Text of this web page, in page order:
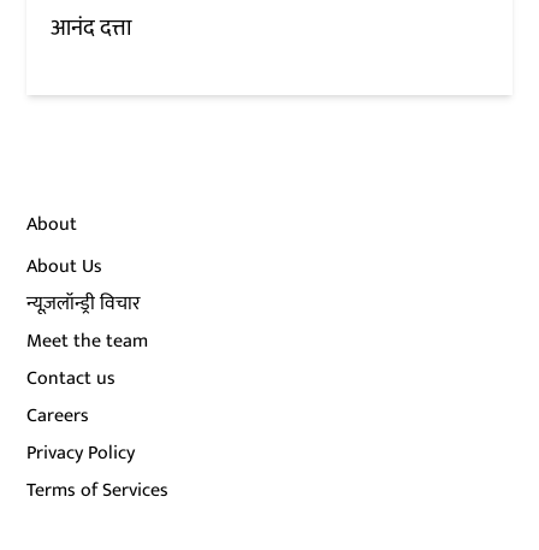
आनंद दत्ता
About
About Us
न्यूज़लॉन्ड्री विचार
Meet the team
Contact us
Careers
Privacy Policy
Terms of Services